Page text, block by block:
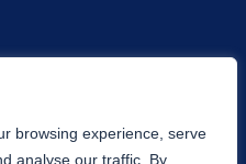
browsing experience, serve
analyse our traffic. By